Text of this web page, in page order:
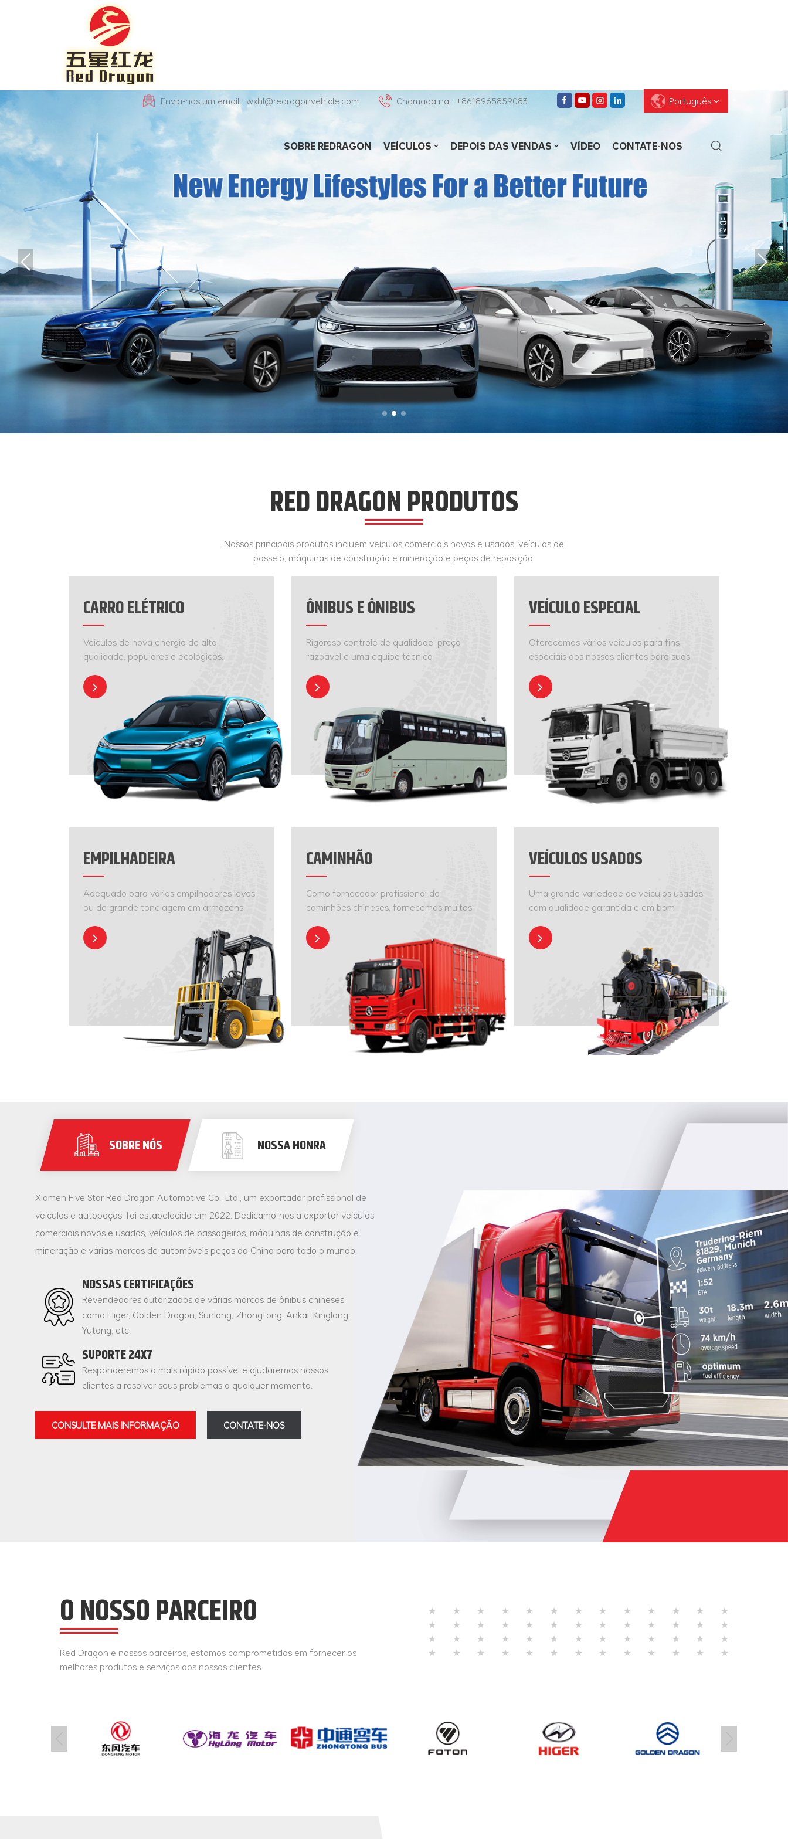
Envia-nos um email : wxhl@redragonvehicle.com Chamada na : +8618965859083 Português
Deutsch
Pусский
Español
العربية
Português
SOBRE REDRAGON VEÍCULOS DEPOIS DAS VENDAS VÍDEO CONTATE-NOS
RED DRAGON PRODUTOS
Nossos principais produtos incluem veículos comerciais novos e usados, veículos de
passeio, máquinas de construção e mineração e peças de reposição.
CARRO ELÉTRICO
Veículos de nova energia de alta
qualidade, populares e ecológicos.
ÔNIBUS E ÔNIBUS
Rigoroso controle de qualidade, preço
razoável e uma equipe técnica
VEÍCULO ESPECIAL
Oferecemos vários veículos para fins
especiais aos nossos clientes para suas
EMPILHADEIRA
Adequado para vários empilhadores leves
ou de grande tonelagem em armazéns,
CAMINHÃO
Como fornecedor profissional de
caminhões chineses, fornecemos muitos
VEÍCULOS USADOS
Uma grande variedade de veículos usados
com qualidade garantida e em bom
SOBRE NÓS NOSSA HONRA
Xiamen Five Star Red Dragon Automotive Co., Ltd., um exportador profissional de
veículos e autopeças, foi estabelecido em 2022. Dedicamo-nos a exportar veículos
comerciais novos e usados, veículos de passageiros, máquinas de construção e
mineração e várias marcas de automóveis peças da China para todo o mundo.
NOSSAS CERTIFICAÇÕES
Revendedores autorizados de várias marcas de ônibus chineses,
como Higer, Golden Dragon, Sunlong, Zhongtong, Ankai, Kinglong,
Yutong, etc.
SUPORTE 24X7
Responderemos o mais rápido possível e ajudaremos nossos
clientes a resolver seus problemas a qualquer momento.
CONSULTE MAIS INFORMAÇÃO CONTATE-NOS
O NOSSO PARCEIRO
Red Dragon e nossos parceiros, estamos comprometidos em fornecer os
melhores produtos e serviços aos nossos clientes.